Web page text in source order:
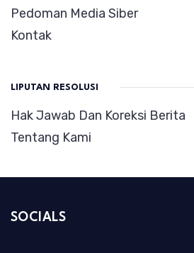
Pedoman Media Siber
Kontak
LIPUTAN RESOLUSI
Hak Jawab Dan Koreksi Berita
Tentang Kami
SOCIALS